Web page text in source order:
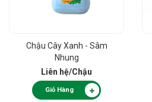
Chậu Cây Xanh - Sâm
Nhung
Liên hệ/Chậu
Giỏ Hàng